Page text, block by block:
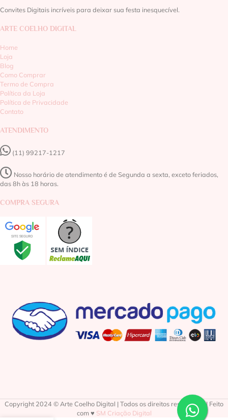
Convites Digitais incríveis para deixar sua festa inesquecível.
ARTE COELHO DIGITAL
Home
Loja
Blog
Como Comprar
Termo de Compra
Política da Loja
Política de Privacidade
Contato
ATENDIMENTO
(11) 99217-1217‬
Nosso horário de atendimento é de Segunda a sexta, exceto feriados,
das 8h às 18 horas.
COMPRA SEGURA
Copyright 2024 © Arte Coelho Digital | Todos os direitos reservados | Feito
com ♥ SM Criação Digital